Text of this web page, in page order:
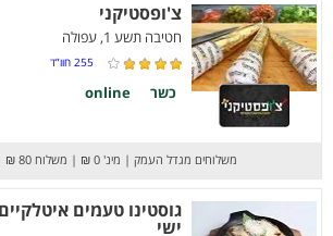
צ'ופסטיקני
חטיבה תשע 1, עפולה
255 חוו”ד
כשר online
משלוחים מגדל העמק | מינ' 0 ₪ | משלוח 80 ₪
גוסטינו טעמים
ישי